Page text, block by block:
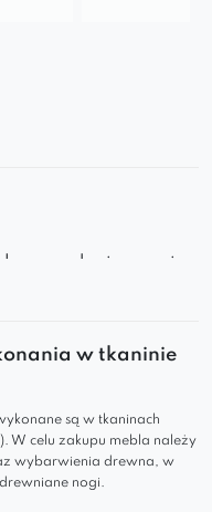
designem i
Ten
komfortu.
wypoczynkowej,
ten narożnik?
w tkaninie
są w tkaninach
W celu zakupu mebla należy
wybarwienia drewna, w
nogi.